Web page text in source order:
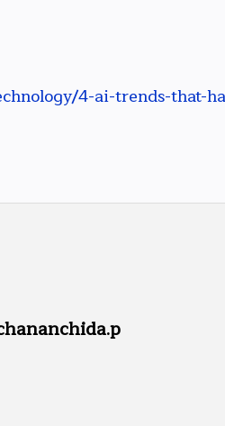
4-ai-trends-that-